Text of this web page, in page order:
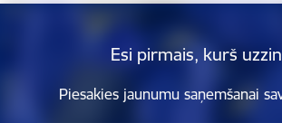
Esi pirmais, kurš
Piesakies jaunumu saņemšanai